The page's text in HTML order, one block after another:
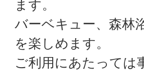
ます。
バーベキュー、森林
を楽しめます。
ご利用にあたっては